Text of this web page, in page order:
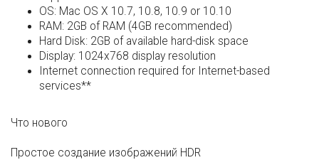
OS: Mac OS X 10.7, 10.8, 10.9 or 10.10
RAM: 2GB of RAM (4GB recommended)
Hard Disk: 2GB of available hard-disk space
Display: 1024x768 display resolution
Internet connection required for Internet-based
services**
Что нового
Простое создание изображений HDR